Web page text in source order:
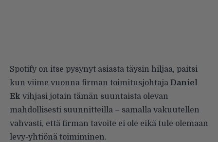
Spotify on itse pysynyt asiasta täysin hiljaa, paitsi
kun viime vuonna firman toimitusjohtaja Daniel
Ek vihjasi jotain tämän suuntaista olevan
mahdollisesti suunnitteilla – samalla vakuutellen
vahvasti, että firman tavoite ei ole eikä tule olemaan
levy-yhtiönä toimiminen.